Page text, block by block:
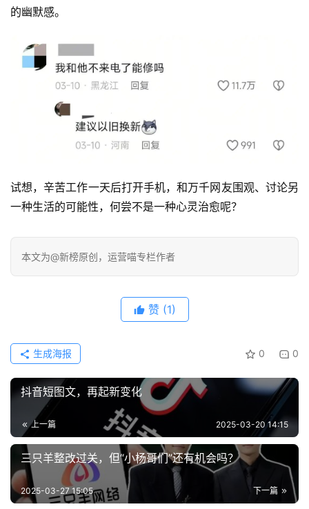
的幽默感。
试想，辛苦工作一天后打开手机，和万千网友围观、讨论另
一种生活的可能性，何尝不是一种心灵治愈呢？
本文为@新榜原创，运营喵专栏作者
赞 (1)
0 0
生成海报
抖音短图文，再起新变化
上一篇 2025-03-20 14:15
三只羊整改过关，但“小杨哥们”还有机会吗？
下一篇
2025-03-27 15:05